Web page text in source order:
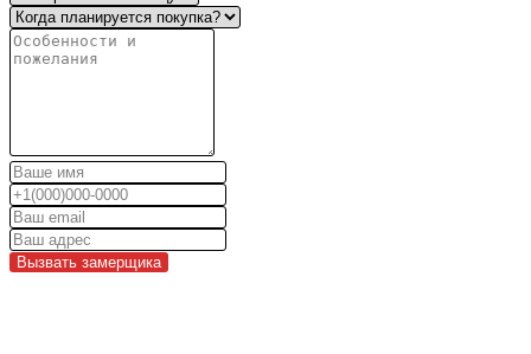
Вызвать замерщика